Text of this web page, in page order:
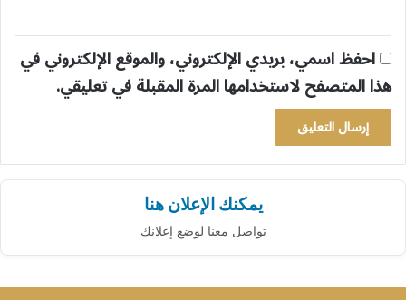
احفظ اسمي، بريدي الإلكتروني، والموقع الإلكتروني في
هذا المتصفح لاستخدامها المرة المقبلة في تعليقي.
يمكنك الإعلان هنا
تواصل معنا لوضع إعلانك